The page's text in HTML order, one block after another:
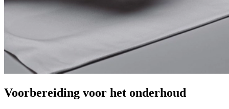
Voorbereiding voor het onderhoud